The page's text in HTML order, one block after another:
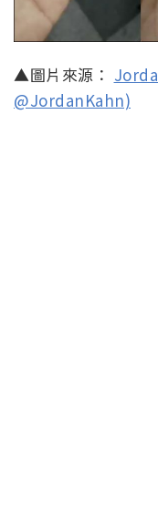
▲圖片來源：
@JordanKahn)